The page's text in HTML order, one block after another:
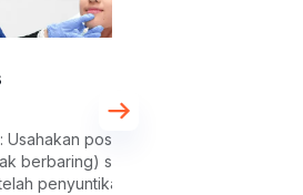
posisi kepala
berbaring) selama 4
penyuntikan agar